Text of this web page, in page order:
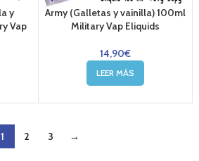
y
Vap
Army (Galletas y vainilla) 100ml
Military Vap Eliquids
14,90€
LEER MÁS
1 2 3
→